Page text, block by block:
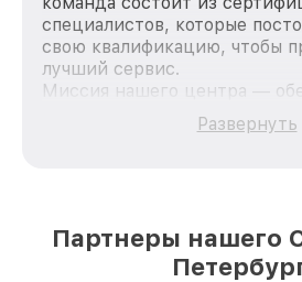
специалистов, которые
свою квалификацию, чтобы
лучший сервис.
Миссия нашего центра —
качественный и доступный
каждого пользователя
лучшим сервисным центром
Санкт-Петербурге,
Развернуть
Партнеры нашего